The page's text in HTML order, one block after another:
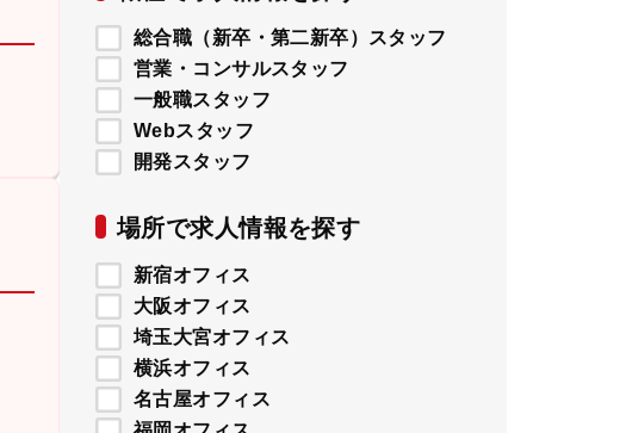
総合職（新卒・第二新卒）スタッフ
営業・コンサルスタッフ
一般職スタッフ
Webスタッフ
開発スタッフ
場所で求人情報を探す
新宿オフィス
大阪オフィス
埼玉大宮オフィス
横浜オフィス
名古屋オフィス